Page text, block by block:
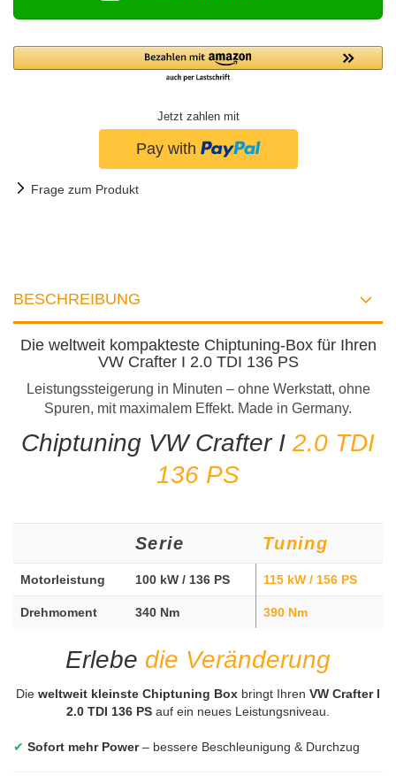
Jetzt zahlen mit
Frage zum Produkt
BESCHREIBUNG
Die weltweit kompakteste Chiptuning-Box für Ihren
VW Crafter I 2.0 TDI 136 PS
Leistungssteigerung in Minuten – ohne Werkstatt, ohne
Spuren, mit maximalem Effekt. Made in Germany.
Chiptuning VW Crafter I 2.0 TDI
136 PS
Serie Tuning
Motorleistung 100 kW / 136 PS 115 kW / 156 PS
Drehmoment 340 Nm 390 Nm
Erlebe die Veränderung
Die weltweit kleinste Chiptuning Box bringt Ihren VW Crafter I
2.0 TDI 136 PS auf ein neues Leistungsniveau.
✔ Sofort mehr Power– bessere Beschleunigung & Durchzug